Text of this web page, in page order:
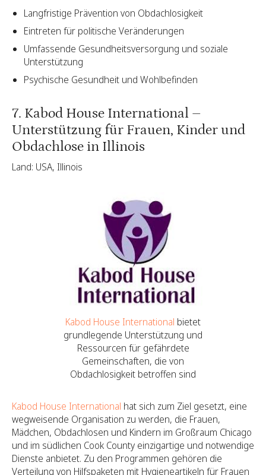
Langfristige Prävention von Obdachlosigkeit
Eintreten für politische Veränderungen
Umfassende Gesundheitsversorgung und soziale
Unterstützung
Psychische Gesundheit und Wohlbefinden
7. Kabod House International –
Unterstützung für Frauen, Kinder und
Obdachlose in Illinois
Land: USA, Illinois
Kabod House International bietet
grundlegende Unterstützung und
Ressourcen für gefährdete
Gemeinschaften, die von
Obdachlosigkeit betroffen sind
Kabod House International hat sich zum Ziel gesetzt, eine
wegweisende Organisation zu werden, die Frauen,
Mädchen, Obdachlosen und Kindern im Großraum Chicago
und im südlichen Cook County einzigartige und notwendige
Dienste anbietet. Zu den Programmen gehören die
Verteilung von Hilfspaketen mit Hygieneartikeln für Frauen